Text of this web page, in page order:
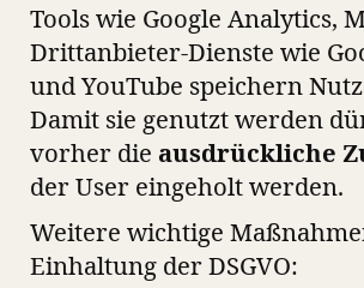
Tools wie Google Analytics,
Drittanbieter-Dienste wie
und YouTube speichern
Damit sie genutzt werden
vorher die ausdrückliche
der User eingeholt werden.
Weitere wichtige
Einhaltung der DSGVO: